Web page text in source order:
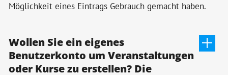
Möglichkeit eines Eintrags Gebrauch gemacht haben.
Wollen Sie ein eigenes
Benutzerkonto um Veranstaltungen
oder Kurse zu erstellen? Die